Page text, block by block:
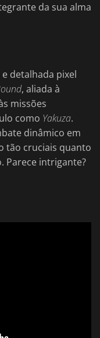
da sua alma
detalhada pixel
, aliada à
missões
como Yakuza.
dinâmico em
tão cruciais quanto
Parece intrigante?